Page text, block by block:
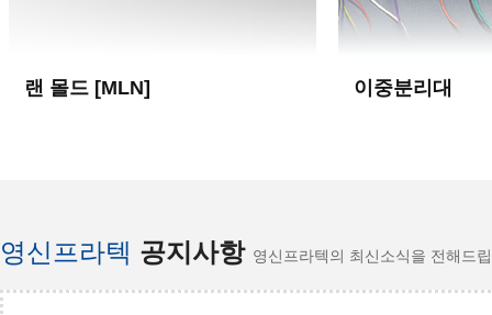
랜 몰드 [MLN] 이중분리대
영신프라텍 공지사항 영신프라텍의 최신소식을 전해드